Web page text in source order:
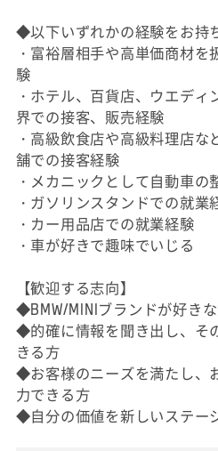
◆以下いずれかの経験をお持
・富裕層相手や高単価商材
験
・ホテル、百貨店、ウエデ
界での接客、販売経験
・高級飲食店や高級料理店
舗での接客経験
・メカニックとして自動車の
・ガソリンスタンドでの就業
・カー用品店での就業経験
・車が好きで趣味でいじる
【歓迎する志向】
◆BMW/MINIブランドが好き
◆的確に情報を聞き出し、そ
きる方
◆お客様のニーズを満たし、
力できる方
◆自分の価値を新しいステー